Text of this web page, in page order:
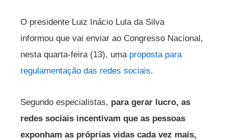
O presidente Luiz Inácio Lula da Silva
informou que vai enviar ao Congresso Nacional,
nesta quarta-feira (13), uma proposta para
regulamentação das redes sociais.
Segundo especialistas, para gerar lucro, as
redes sociais incentivam que as pessoas
exponham as próprias vidas cada vez mais,